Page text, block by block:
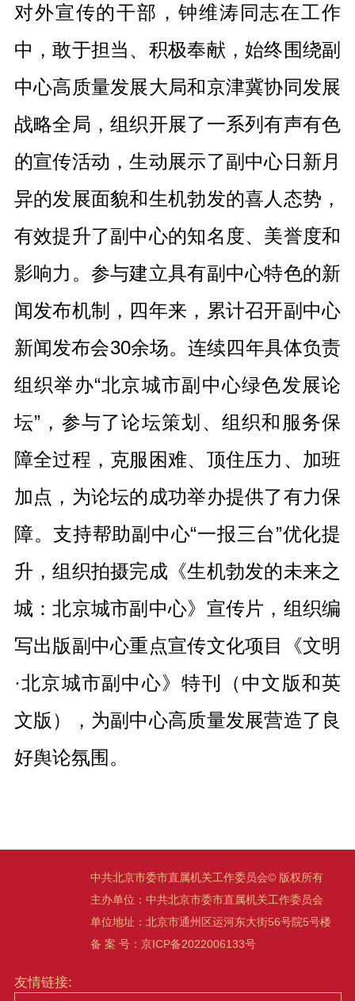
对外宣传的干部，钟维涛同志在工作
中，敢于担当、积极奉献，始终围绕副
中心高质量发展大局和京津冀协同发展
战略全局，组织开展了一系列有声有色
的宣传活动，生动展示了副中心日新月
异的发展面貌和生机勃发的喜人态势，
有效提升了副中心的知名度、美誉度和
影响力。参与建立具有副中心特色的新
闻发布机制，四年来，累计召开副中心
新闻发布会30余场。连续四年具体负责
组织举办“北京城市副中心绿色发展论
坛”，参与了论坛策划、组织和服务保
障全过程，克服困难、顶住压力、加班
加点，为论坛的成功举办提供了有力保
障。支持帮助副中心“一报三台”优化提
升，组织拍摄完成《生机勃发的未来之
城：北京城市副中心》宣传片，组织编
写出版副中心重点宣传文化项目《文明
·北京城市副中心》特刊（中文版和英
文版），为副中心高质量发展营造了良
好舆论氛围。
中共北京市委市直属机关工作委员会© 版权所有
主办单位：中共北京市委市直属机关工作委员会
单位地址：北京市通州区运河东大街56号院5号楼
备 案 号：京ICP备2022006133号
友情链接: